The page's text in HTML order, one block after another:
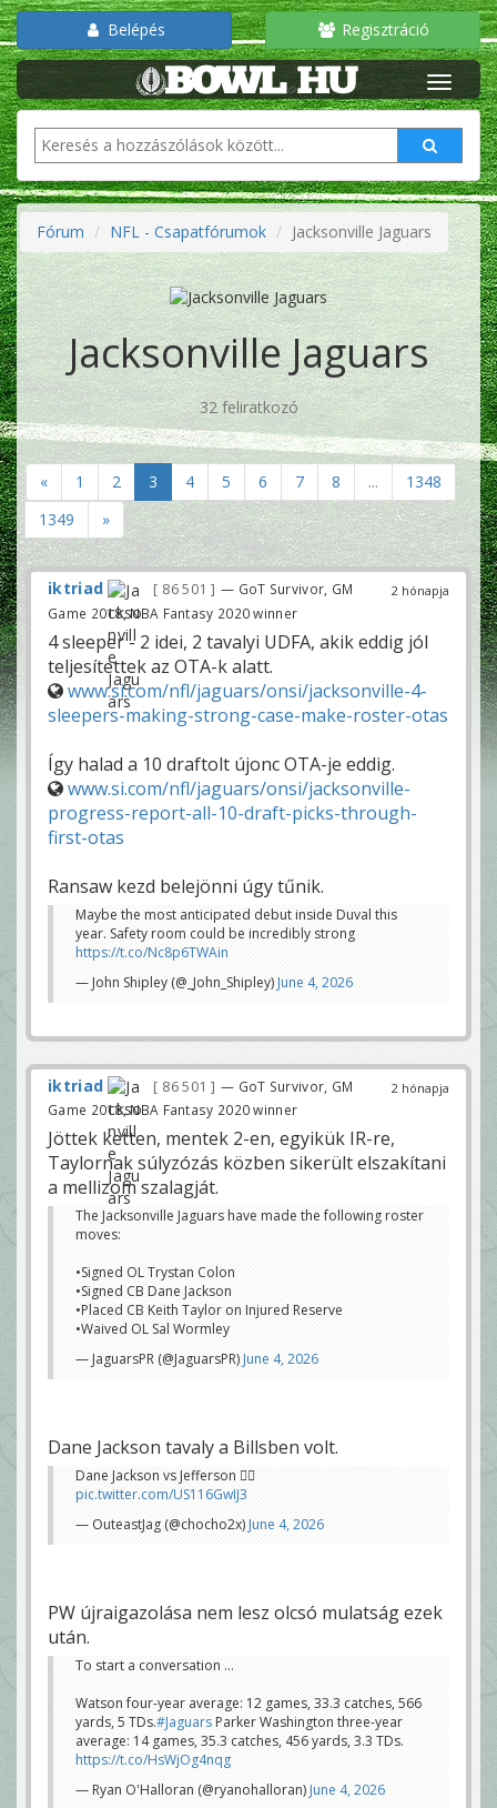
Belépés Regisztráció
Fórum NFL - Csapatfórumok Jacksonville Jaguars
Jacksonville Jaguars
32 feliratkozó
« 1 2 3 4 5 6 7 8 ...
1348
1349
»
2 hónapja
iktriad 86 501
— GoT Survivor, GM
Game 2018, NBA Fantasy 2020 winner
4 sleeper - 2 idei, 2 tavalyi UDFA, akik eddig jól
teljesítettek az OTA-k alatt.
www.si.com/nfl/jaguars/onsi/jacksonville-4-
sleepers-making-strong-case-make-roster-otas
Így halad a 10 draftolt újonc OTA-je eddig.
www.si.com/nfl/jaguars/onsi/jacksonville-
progress-report-all-10-draft-picks-through-
first-otas
Ransaw kezd belejönni úgy tűnik.
Maybe the most anticipated debut inside Duval this
year. Safety room could be incredibly strong
https://t.co/Nc8p6TWAin
— John Shipley (@_John_Shipley)June 4, 2026
2 hónapja
iktriad 86 501
— GoT Survivor, GM
Game 2018, NBA Fantasy 2020 winner
Jöttek ketten, mentek 2-en, egyikük IR-re,
Taylornak súlyzózás közben sikerült elszakítani
a mellizom szalagját.
The Jacksonville Jaguars have made the following roster
moves:
•Signed OL Trystan Colon
•Signed CB Dane Jackson
•Placed CB Keith Taylor on Injured Reserve
•Waived OL Sal Wormley
— JaguarsPR (@JaguarsPR)June 4, 2026
Dane Jackson tavaly a Billsben volt.
Dane Jackson vs Jefferson 😮‍💨
pic.twitter.com/US116GwIJ3
— OuteastJag (@chocho2x)June 4, 2026
PW újraigazolása nem lesz olcsó mulatság ezek
után.
To start a conversation ...
Watson four-year average: 12 games, 33.3 catches, 566
yards, 5 TDs.#JaguarsParker Washington three-year
average: 14 games, 35.3 catches, 456 yards, 3.3 TDs.
https://t.co/HsWjOg4nqg
— Ryan O'Halloran (@ryanohalloran)June 4, 2026